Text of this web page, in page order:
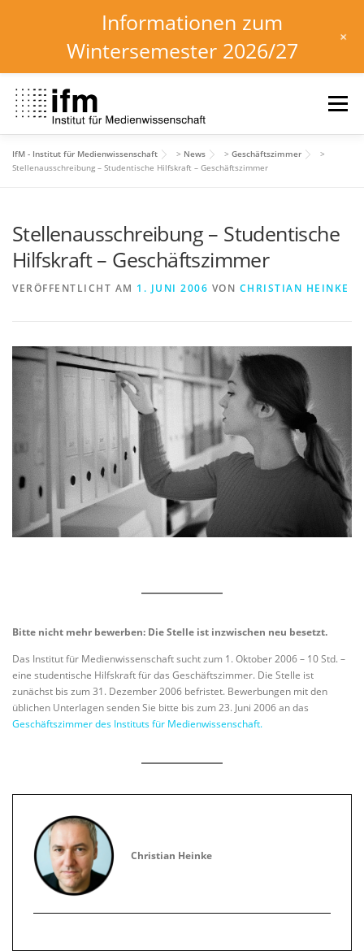
Inhalt
springen
Menü
HOME NEWS KALENDER STUDIUM
INSTITUT FORSCHUNG DOWNLOADS
IfM - Institut für Medienwissenschaft > News > Geschäftszimmer
>
Stellenausschreibung – Studentische Hilfskraft – Geschäftszimmer
Stellenausschreibung – Studentische
Hilfskraft – Geschäftszimmer
VERÖFFENTLICHT AM 1. JUNI 2006 VON CHRISTIAN HEINKE
Bitte nicht mehr bewerben: Die Stelle ist inzwischen neu besetzt.
Das Institut für Medienwissenschaft sucht zum 1. Oktober 2006 – 10 Std. –
eine studentische Hilfskraft für das Geschäftszimmer. Die Stelle ist
zunächst bis zum 31. Dezember 2006 befristet. Bewerbungen mit den
üblichen Unterlagen senden Sie bitte bis zum 23. Juni 2006 an das
Geschäftszimmer des Instituts für Medienwissenschaft.
Christian Heinke
Informationen zum
Wintersemester 2026/27
+